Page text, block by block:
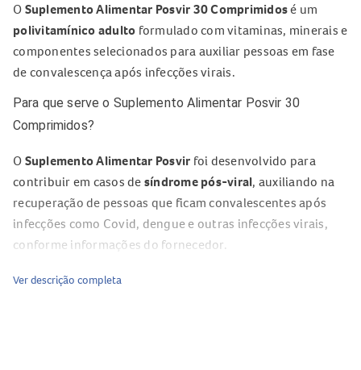
O Suplemento Alimentar Posvir 30 Comprimidosé um
polivitamínico adulto formulado com vitaminas, minerais e
componentes selecionados para auxiliar pessoas em fase
de convalescença após infecções virais.
Para que serve o Suplemento Alimentar Posvir 30
Comprimidos?
O Suplemento Alimentar Posvir foi desenvolvido para
contribuir em casos de síndrome pós-viral, auxiliando na
recuperação de pessoas que ficam convalescentes após
infecções como Covid, dengue e outras infecções virais,
conforme informações do fornecedor.
Composição do Suplemento Alimentar Posvir 30
Ver descrição completa